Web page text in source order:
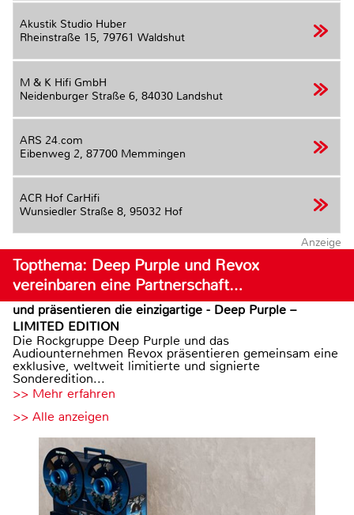
Akustik Studio Huber
Rheinstraße 15, 79761 Waldshut
M & K Hifi GmbH
Neidenburger Straße 6, 84030 Landshut
ARS 24.com
Eibenweg 2, 87700 Memmingen
ACR Hof CarHifi
Wunsiedler Straße 8, 95032 Hof
Anzeige
Topthema: Deep Purple und Revox
vereinbaren eine Partnerschaft…
und präsentieren die einzigartige - Deep Purple –
LIMITED EDITION
Die Rockgruppe Deep Purple und das
Audiounternehmen Revox präsentieren gemeinsam eine
exklusive, weltweit limitierte und signierte
Sonderedition...
>> Mehr erfahren
>> Alle anzeigen